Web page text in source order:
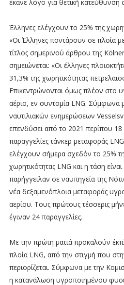
έκανε λόγο για θετική κατεύθυνση
Έλληνες ελέγχουν το 25% της
«Οι Έλληνες ποντάρουν σε πλοία
τίτλος σημερινού άρθρου της
σημειώνεται: «Οι έλληνες
31,3% της χωρητικότητας
Επικεντρώνονται όμως πλέον στο
αέριο, εν συντομία LNG. Σύμφωνα
ναυτιλιακών ενημερώσεων
επενδύσει από το 2021 περίπου
παραγγελίες τάνκερ μεταφοράς
ελέγχουν σήμερα σχεδόν το 25%
χωρητικότητας LNG και η τάση
παρήγγειλαν σε ναυπηγεία της
νέα δεξαμενόπλοια μεταφοράς
αερίου. Τους πρώτους τέσσερις
έγιναν 24 παραγγελίες.
Με την πρώτη ματιά προκαλούν
πλοία LNG, από την στιγμή που
περιορίζεται. Σύμφωνα με την
η κατανάλωση υγροποιημένου